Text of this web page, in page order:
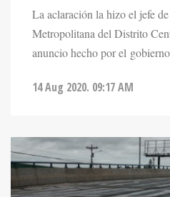
La aclaración la hizo el jefe
Metropolitana del Distrito
anuncio hecho por el
14 Aug 2020. 09:17 AM